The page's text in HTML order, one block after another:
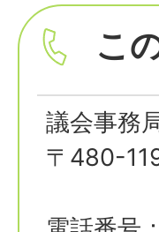
こ
議会事務
〒480-